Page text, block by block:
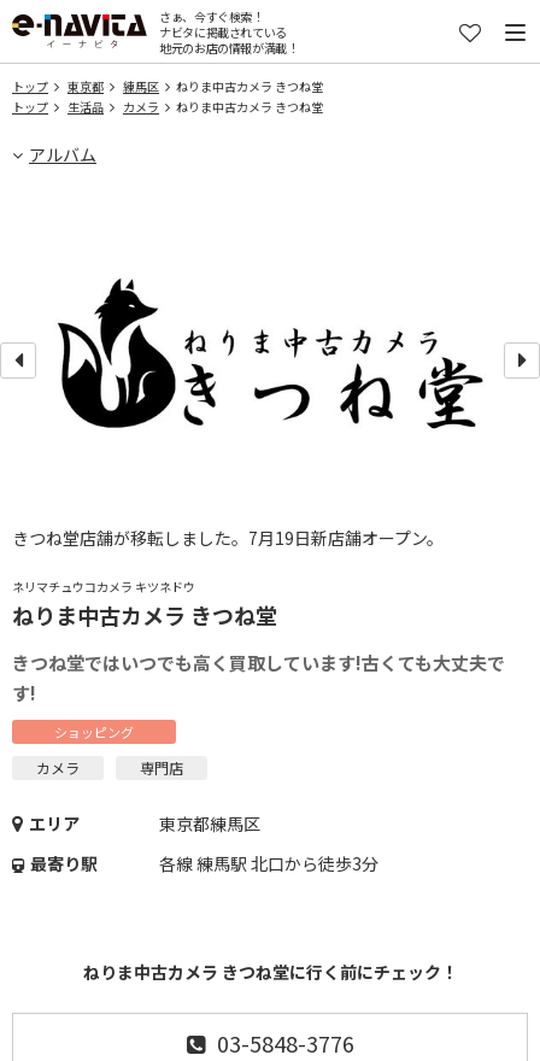
さぁ、今すぐ検索！
ナビタに掲載されている
地元のお店の情報が満載！
トップ 東京都 練馬区
ねりま中古カメラ きつね堂
トップ
生活品 カメラ ねりま中古カメラ きつね堂
アルバム
ネリマチュウコカメラ キツネドウ
ねりま中古カメラ きつね堂
きつね堂ではいつでも高く買取しています!古くても大丈夫で
す!
ショッピング
カメラ 専門店
エリア
東京都練馬区
最寄り駅
各線 練馬駅 北口から徒歩3分
ねりま中古カメラ きつね堂に行く前にチェック！
03-5848-3776
きつね堂店舗が移転しました。7月19日新店舗オープン。